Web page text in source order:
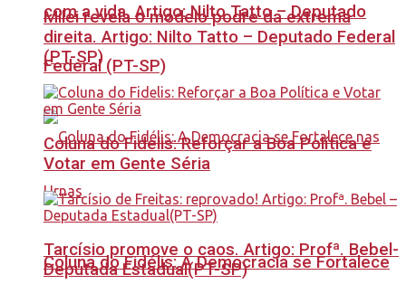
com a vida. Artigo: Nilto Tatto – Deputado
Federal (PT-SP)
Coluna do Fidélis: A Democracia se Fortalece
Milei revela o modelo podre da extrema
direita. Artigo: Nilto Tatto – Deputado Federal
(PT-SP)
Coluna do Fidelis: Reforçar a Boa Política e
Votar em Gente Séria
Tarcísio promove o caos. Artigo: Profª. Bebel-
Deputada Estadual(PT-SP)